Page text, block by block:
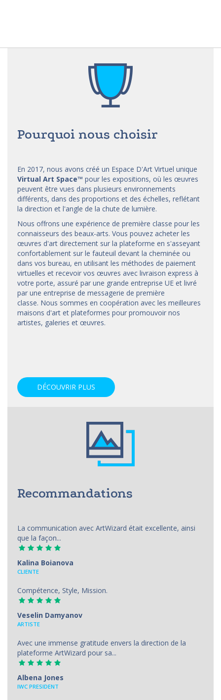
Pourquoi nous choisir
En 2017, nous avons créé un Espace D'Art Virtuel unique
Virtual Art Space™ pour les expositions, où les œuvres
peuvent être vues dans plusieurs environnements
différents, dans des proportions et des échelles, reflétant
la direction et l'angle de la chute de lumière.
Nous offrons une expérience de première classe pour les
connaisseurs des beaux-arts. Vous pouvez acheter les
œuvres d'art directement sur la plateforme en s'asseyant
confortablement sur le fauteuil devant la cheminée ou
dans vos bureau, en utilisant les méthodes de paiement
virtuelles et recevoir vos œuvres avec livraison express à
votre porte, assuré par une grande entreprise UE et livré
par une entreprise de messagerie de première
classe. Nous sommes en coopération avec les meilleures
maisons d'art et plateformes pour promouvoir nos
artistes, galeries et œuvres.
DÉCOUVRIR PLUS
Recommandations
La communication avec ArtWizard était excellente, ainsi
que la façon...
Kalina Boianova
CLIENTE
Compétence, Style, Mission.
Veselin Damyanov
ARTISTE
Avec une immense gratitude envers la direction de la
plateforme ArtWizard pour sa...
Albena Jones
IWC PRESIDENT